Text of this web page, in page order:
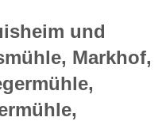
und
Markhof,